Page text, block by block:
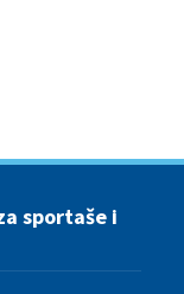
sportaše i